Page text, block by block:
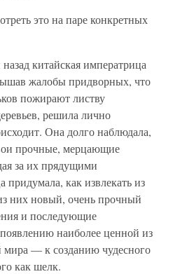
это на паре конкретных
китайская императрица
жалобы придворных, что
пожирают листву
решила лично
Она долго наблюдала,
прочные, мерцающие
за их прядущими
как извлекать из
них новый, очень прочный
и последующие
наиболее ценной из
мира — к созданию чудесного
как шелк.